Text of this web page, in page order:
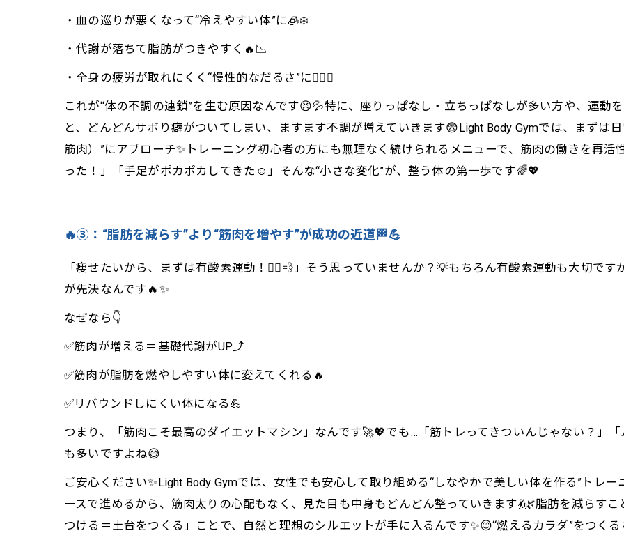
・血の巡りが悪くなって“冷えやすい体”に🧊❄️
・代謝が落ちて脂肪がつきやすく🔥📉
・全身の疲労が取れにくく“慢性的なだるさ”に😵‍💫💤
これが“体の不調の連鎖”を生む原因なんです😣💦特に、座りっぱなし・立ちっぱなしが多い方や、運動
と、どんどんサボり癖がついてしまい、ますます不調が増えていきます😨Light Body Gymでは、まずは
筋肉）”にアプローチ✨トレーニング初心者の方にも無理なく続けられるメニューで、筋肉の働きを再
った！」「手足がポカポカしてきた☺️」そんな“小さな変化”が、整う体の第一歩です🌈💖
🔥③：“脂肪を減らす”より“筋肉を増やす”が成功の近道🏁💪
「痩せたいから、まずは有酸素運動！🏃‍♀️💨」そう思っていませんか？💡もちろん有酸素運動も大切です
が先決なんです🔥✨
なぜなら👇
✅筋肉が増える＝基礎代謝がUP⤴️
✅筋肉が脂肪を燃やしやすい体に変えてくれる🔥
✅リバウンドしにくい体になる💪
つまり、「筋肉こそ最高のダイエットマシン」なんです🚀💖でも…「筋トレってきついんじゃない？」
も多いですよね😅
ご安心ください✨Light Body Gymでは、女性でも安心して取り組める“しなやかで美しい体を作る”トレ
ースで進めるから、筋肉太りの心配もなく、見た目も中身もどんどん整っていきます💃🌿脂肪を減らす
つける＝土台をつくる」ことで、自然と理想のシルエットが手に入るんです✨😊“燃えるカラダ”をつく